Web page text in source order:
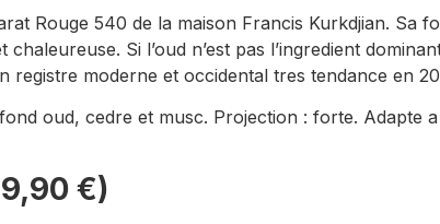
Rouge 540 de la maison Francis Kurkdjian. Sa
Si l’oud n’est pas l’ingredient
registre moderne et occidental tres tendance en
oud, cedre et musc. Projection : forte. Adapte a
€)